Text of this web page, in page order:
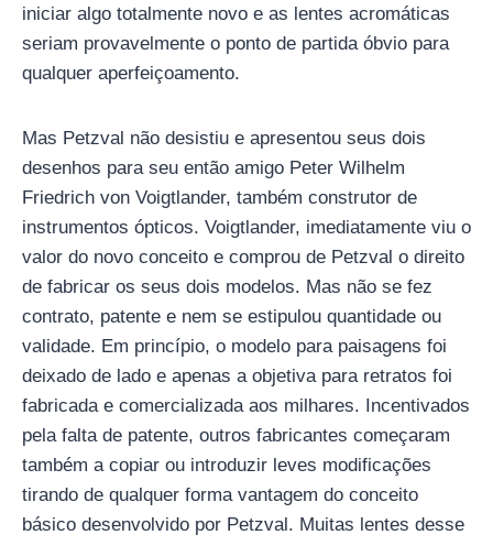
iniciar algo totalmente novo e as lentes acromáticas
seriam provavelmente o ponto de partida óbvio para
qualquer aperfeiçoamento.
Mas Petzval não desistiu e apresentou seus dois
desenhos para seu então amigo Peter Wilhelm
Friedrich von Voigtlander, também construtor de
instrumentos ópticos. Voigtlander, imediatamente viu o
valor do novo conceito e comprou de Petzval o direito
de fabricar os seus dois modelos. Mas não se fez
contrato, patente e nem se estipulou quantidade ou
validade. Em princípio, o modelo para paisagens foi
deixado de lado e apenas a objetiva para retratos foi
fabricada e comercializada aos milhares. Incentivados
pela falta de patente, outros fabricantes começaram
também a copiar ou introduzir leves modificações
tirando de qualquer forma vantagem do conceito
básico desenvolvido por Petzval. Muitas lentes desse